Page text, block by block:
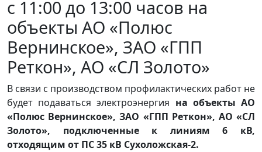
с 11:00 до 13:00 часов на
объекты АО «Полюс
Вернинское», ЗАО «ГПП
Реткон», АО «СЛ Золото»
В связи с производством профилактических работ не
будет подаваться электроэнергия на объекты АО
«Полюс Вернинское», ЗАО «ГПП Реткон», АО «СЛ
Золото», подключенные к линиям 6 кВ,
отходящим от ПС 35 кВ Сухоложская-2.